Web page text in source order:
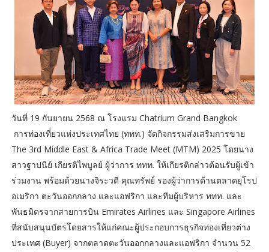
วันที่ 19 กันยายน 2568 ณ โรงแรม Chatrium Grand Bangkok
การท่องเที่ยวแห่งประเทศไทย (ททท.) จัดกิจกรรมส่งเสริมการขาย
The 3rd Middle East & Africa Trade Meet (MTM) 2025 โดยนาง
สาวฐาปนีย์ เกียรติไพบูลย์ ผู้ว่าการ ททท. ให้เกียรติกล่าวต้อนรับผู้เข้า
ร่วมงาน พร้อมด้วยนางจิระวดี คุณทรัพย์ รองผู้ว่าการด้านตลาดยุโรป
อเมริกา ตะวันออกกลาง และแอฟริกา และทีมผู้บริหาร ททท. และ
พันธมิตรจากสายการบิน Emirates Airlines และ Singapore Airlines
ที่สนับสนุนบัตรโดยสารให้แก่คณะผู้ประกอบการธุรกิจท่องเที่ยวต่าง
ประเทศ (Buyer) จากตลาดตะวันออกกลางและแอฟริกา จำนวน 52